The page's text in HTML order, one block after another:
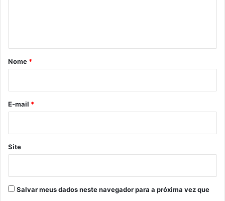
r
*
Nome *
E-mail *
Site
Salvar meus dados neste navegador para a próxima vez que